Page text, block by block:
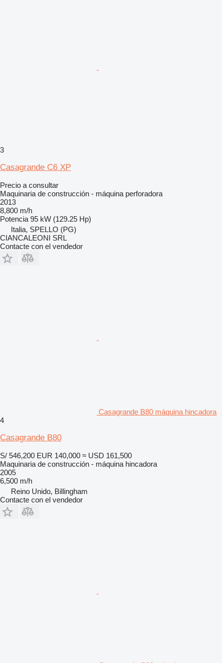
3
Casagrande C6 XP
Precio a consultar
Maquinaria de construcción - máquina perforadora
2013
8,800 m/h
Potencia 95 kW (129.25 Hp)
Italia, SPELLO (PG)
CIANCALEONI SRL
Contacte con el vendedor
Casagrande B80 máquina hincadora
4
Casagrande B80
S/ 546,200 EUR 140,000 ≈ USD 161,500
Maquinaria de construcción - máquina hincadora
2005
6,500 m/h
Reino Unido, Billingham
Contacte con el vendedor